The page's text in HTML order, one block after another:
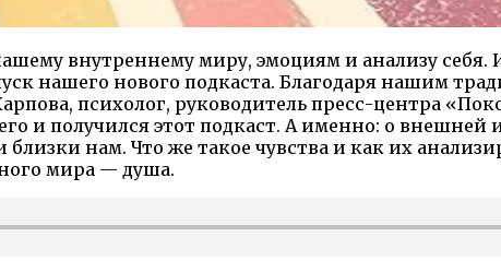
внутреннему миру, эмоциям и анализу себя.
нашего нового подкаста. Благодаря нашим
психолог, руководитель пресс-центра
и получился этот подкаст. А именно: о
нам. Что же такое чувства и как их
мира — душа.